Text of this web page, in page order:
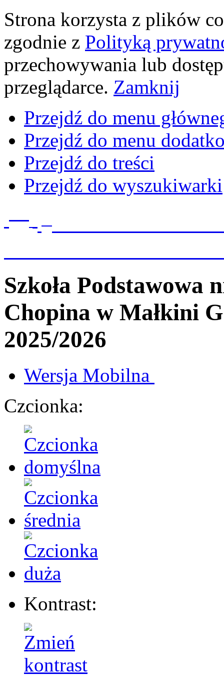
Strona korzysta z plików
zgodnie z Polityką
przechowywania lub
przeglądarce. Zamknij
Przejdź do menu
Przejdź do menu
Przejdź do treści
Przejdź do wyszukiwarki
Szkoła Podstawowa
Chopina w Małkini
2025/2026
Wersja Mobilna
Czcionka:
Kontrast: